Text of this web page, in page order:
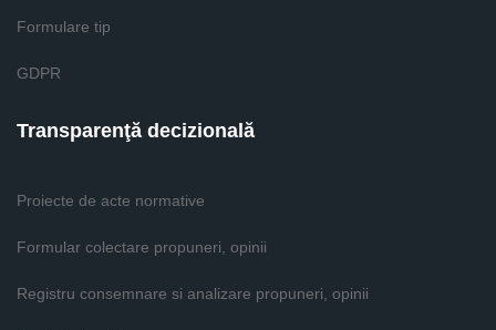
Formulare tip
GDPR
Transparenţă decizională
Proiecte de acte normative
Formular colectare propuneri, opinii
Registru consemnare si analizare propuneri, opinii